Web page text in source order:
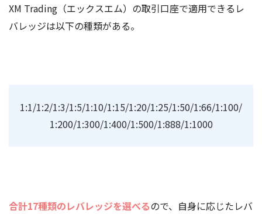
XM Trading（エックスエム）の取引口座で適用できるレ
バレッジは以下の種類がある。
1:1/1:2/1:3/1:5/1:10/1:15/1:20/1:25/1:50/1:66/1:100/
1:200/1:300/1:400/1:500/1:888/1:1000
合計17種類のレバレッジを選べるので、自身に応じたレバ